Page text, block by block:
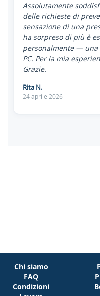
Assolutamente
delle richieste di
sensazione di una
ha sorpreso di più è
personalmente — una
PC. Per la mia
Grazie.
Rita N.
24 aprile 2026
Chi siamo
FAQ
Condizioni